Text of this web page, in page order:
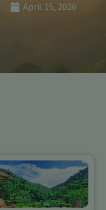
April 15, 2026